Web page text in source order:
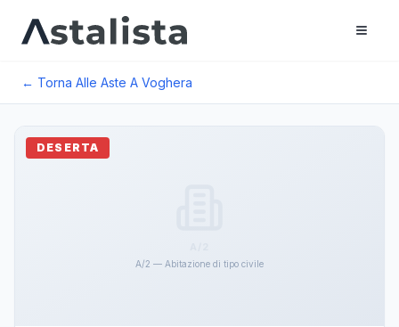
← Torna Alle Aste A Voghera
A/2 — Abitazione di tipo civile
DESERTA